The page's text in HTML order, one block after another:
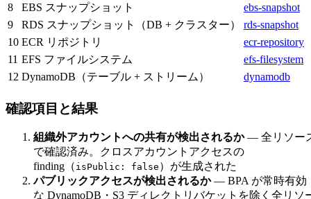
8
EBS スナップショット
ebs-snapshot
9
RDS スナップショット（DB + クラスター）
rds-snapshot
10 ECR リポジトリ
ecr-repository
11 EFS ファイルシステム
efs-filesystem
12 DynamoDB（テーブル + ストリーム） dynamodb
確認項目と結果
組織外アカウントへの共有が検出されるか— 全リソー
で確認済み。クロスアカウントアクセスの
finding（ isPublic: false ）が生成された
パブリックアクセスが検出されるか— BPA が常時有効
な DynamoDB・S3 ディレクトリバケットを除く全リソ